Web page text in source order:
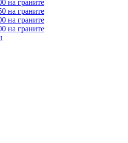
на граните
на граните
на граните
на граните